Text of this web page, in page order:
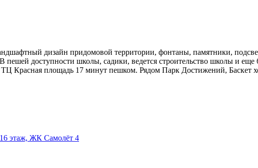
дизайн придомовой территории, фонтаны, памятники,
пешей доступности школы, садики, ведется строительство школы и
ТЦ Красная площадь 17 минут пешком. Рядом Парк Достижений,
этаж, ЖК Самолёт 4